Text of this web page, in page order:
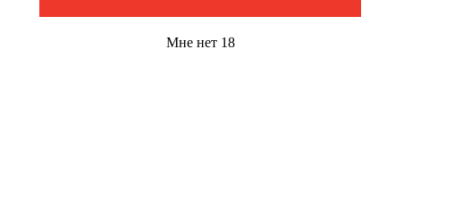
Мне нет 18